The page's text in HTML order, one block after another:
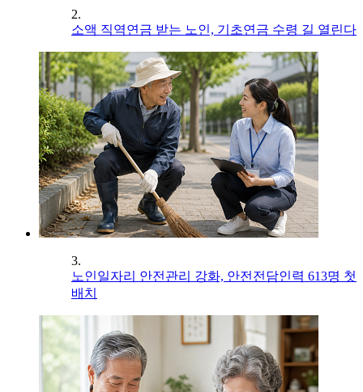
2.
소액 직역연금 받는 노인, 기초연금 수령 길 열린다
3.
노인일자리 안전관리 강화, 안전전담인력 613명 첫
배치